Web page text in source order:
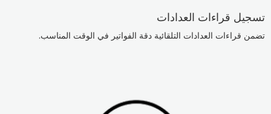
تسجيل قراءات العدادات
تضمن قراءات العدادات التلقائية دقة الفواتير في الوقت المناسب.